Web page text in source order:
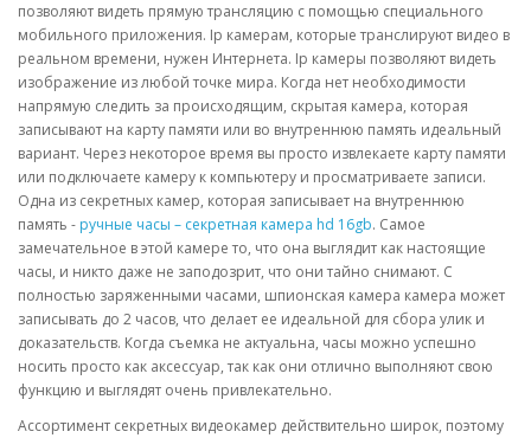
позволяют видеть прямую трансляцию с помощью специального
мобильного приложения. Ip камерам, которые транслируют видео в
реальном времени, нужен Интернета. Ip камеры позволяют видеть
изображение из любой точке мира. Когда нет необходимости
напрямую следить за происходящим, скрытая камера, которая
записывают на карту памяти или во внутреннюю память идеальный
вариант. Через некоторое время вы просто извлекаете карту памяти
или подключаете камеру к компьютеру и просматриваете записи.
Одна из секретных камер, которая записывает на внутреннюю
память - ручные часы – секретная камера hd 16gb. Самое
замечательное в этой камере то, что она выглядит как настоящие
часы, и никто даже не заподозрит, что они тайно снимают. С
полностью заряженными часами, шпионская камера камера может
записывать до 2 часов, что делает ее идеальной для сбора улик и
доказательств. Когда съемка не актуальна, часы можно успешно
носить просто как аксессуар, так как они отлично выполняют свою
функцию и выглядят очень привлекательно.
Ассортимент секретных видеокамер действительно широк, поэтому